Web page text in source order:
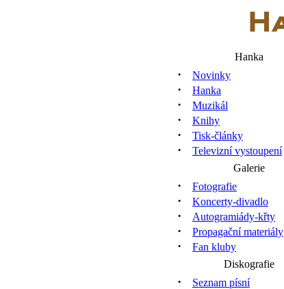
Hanka
· Novinky
· Hanka
· Muzikál
· Knihy
· Tisk-články
·
Televizní vystoupení
Galerie
· Fotografie
· Koncerty-divadlo
· Autogramiády-křty
· Propagační materiály
·
Fan kluby
Diskografie
· Seznam písní